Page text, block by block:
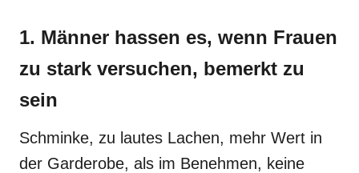
1. Männer hassen es, wenn Frauen
zu stark versuchen, bemerkt zu
sein
Schminke, zu lautes Lachen, mehr Wert in
der Garderobe, als im Benehmen, keine